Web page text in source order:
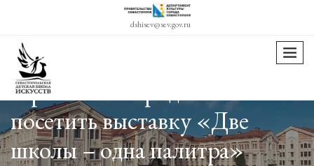
dshisev@sev.gov.ru
menu
Приглашаем родителей
посетить выставку «Две
школы – одна палитра»